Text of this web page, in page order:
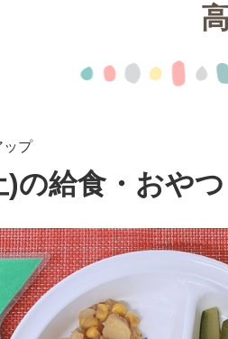
ップ
)の給食・おやつ